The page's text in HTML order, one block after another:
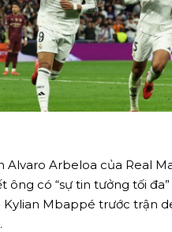
Alvaro Arbeloa của Real
ông có “sự tin tưởng tối đa”
Kylian Mbappé trước trận